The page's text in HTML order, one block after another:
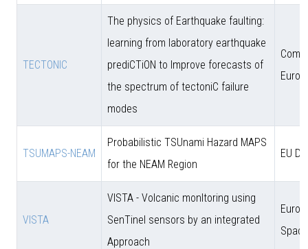
TECTONIC
The physics of Earthquake faulting:
learning from laboratory earthquake
prediCTiON to Improve forecasts of
the spectrum of tectoniC failure
modes
TSUMAPS-NEAM
Probabilistic TSUnami Hazard MAPS
for the NEAM Region
EU
VISTA
VISTA - Volcanic monItoring using
SenTinel sensors by an integrated
Approach